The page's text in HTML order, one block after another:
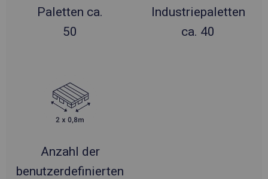
Paletten ca.
50
Industriepaletten
ca. 40
Anzahl der
benutzerdefinierten